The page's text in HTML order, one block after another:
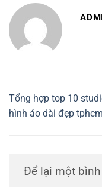
Tổng hợp top 10
hình áo dài đẹp tphcm
Để lại một bình